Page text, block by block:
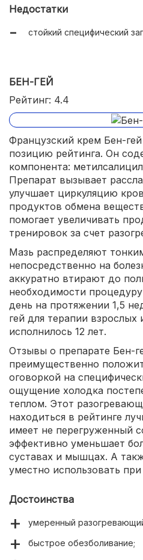
Недостатки
стойкий специфический
БЕН-ГЕЙ
Рейтинг: 4.4
Французский крем Бен-
позицию рейтинга. Он
компонента:
Препарат вызывает
улучшает циркуляцию
продуктов обмена
помогает увеличивать
тренировок за счет
Мазь распределяют
непосредственно на
аккуратно втирают до
необходимости
день на протяжении 1,5
гей для терапии
исполнилось 12 лет.
Отзывы о препарате Бен-
преимущественно
оговоркой на
ощущение холодка
теплом. Этот
находиться в рейтинге
имеет не перегруженный
эффективно уменьшает
суставах и мышцах. А
уместно использовать
Достоинства
умеренный
быстрое обезболивание;